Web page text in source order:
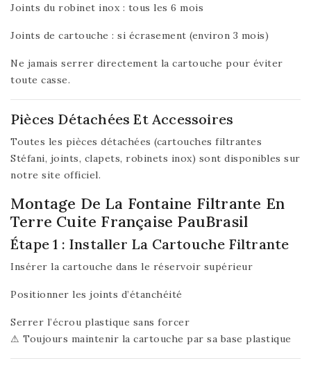
Joints du robinet inox : tous les 6 mois
Joints de cartouche : si écrasement (environ 3 mois)
Ne jamais serrer directement la cartouche pour éviter
toute casse.
Pièces Détachées Et Accessoires
Toutes les pièces détachées (cartouches filtrantes
Stéfani, joints, clapets, robinets inox) sont disponibles sur
notre site officiel.
Montage De La Fontaine Filtrante En
Terre Cuite Française PauBrasil
Étape 1 : Installer La Cartouche Filtrante
Insérer la cartouche dans le réservoir supérieur
Positionner les joints d’étanchéité
Serrer l’écrou plastique sans forcer
⚠ Toujours maintenir la cartouche par sa base plastique